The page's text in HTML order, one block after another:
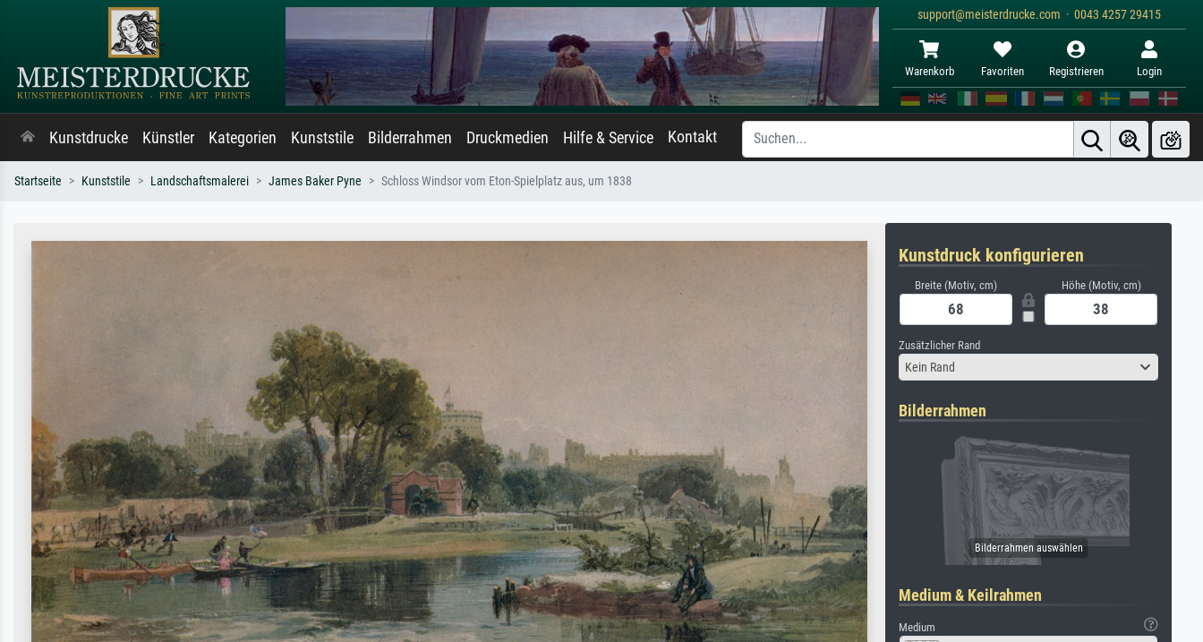
support@meisterdrucke.com · 0043 4257 29415
Warenkorb Favoriten Registrieren Login
Kunstdrucke Künstler Kategorien Kunststile Bilderrahmen Druckmedien Hilfe & Service Kontakt
Startseite Kunststile Landschaftsmalerei James Baker Pyne Schloss Windsor vom Eton-Spielplatz aus, um 1838
Kunstdruck konfigurieren
Breite (Motiv, cm) Höhe (Motiv, cm)
Zusätzlicher Rand
Kein Rand
Bilderrahmen
Medium & Keilrahmen
Medium